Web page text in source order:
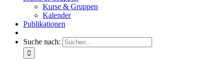
Kurse & Gruppen
Kalender
Publikationen
Suche nach: